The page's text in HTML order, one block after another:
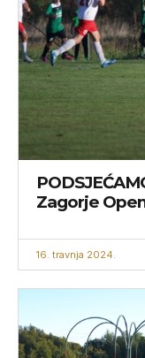
Zagorje
16. travnja 2024.